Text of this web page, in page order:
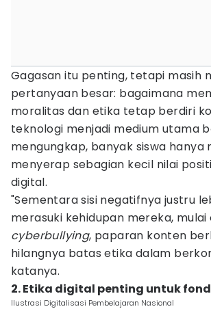
Gagasan itu penting, tetapi masih
pertanyaan besar: bagaimana
moralitas dan etika tetap berdiri
teknologi menjadi medium utama
mengungkap, banyak siswa hanya
menyerap sebagian kecil nilai
digital.
"Sementara sisi negatifnya justru
merasuki kehidupan mereka, mulai
cyberbullying, paparan konten
hilangnya batas etika dalam
katanya.
2. Etika digital penting untuk
Ilustrasi Digitalisasi Pembelajaran Nasional